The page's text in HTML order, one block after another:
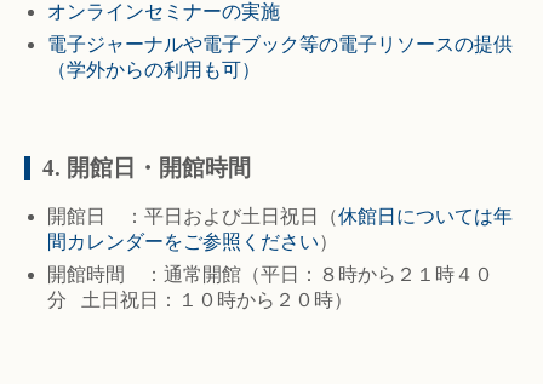
オンラインセミナーの実施
電子ジャーナルや電子ブック等の電子リソースの提供
（学外からの利用も可）
4. 開館日・開館時間
開館日 ：平日および土日祝日（休館日については年
間カレンダーをご参照ください）
開館時間 ：通常開館（平日：８時から２１時４０
分 土日祝日：１０時から２０時）